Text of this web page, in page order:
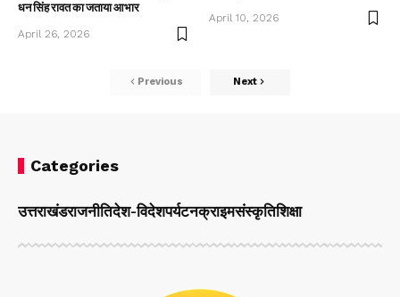
धन सिंह रावत का जताया आभार
April 26, 2026
April 10, 2026
Previous Next
Categories
उत्तराखंडराजनीतिदेश-विदेशपर्यटनक्राइमसंस्कृतिशिक्षा